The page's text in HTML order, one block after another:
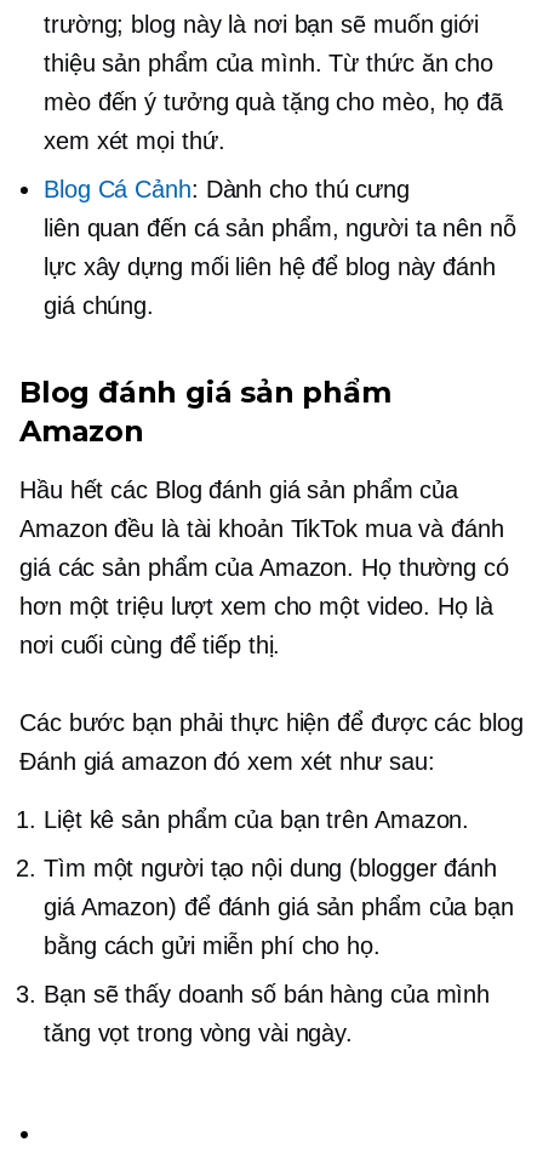
trường; blog này là nơi bạn sẽ muốn giới
thiệu sản phẩm của mình. Từ thức ăn cho
mèo đến ý tưởng quà tặng cho mèo, họ đã
xem xét mọi thứ.
Blog Cá Cảnh: Dành cho thú cưng
liên quan đến cásản phẩm, người ta nên nỗ
lực xây dựng mối liên hệ để blog này đánh
giá chúng.
Blog đánh giá sản phẩm
Amazon
Hầu hết các Blog đánh giá sản phẩm của
Amazon đều là tài khoản TikTok mua và đánh
giá các sản phẩm của Amazon. Họ thường có
hơn một triệu lượt xem cho một video. Họ là
nơi cuối cùng để tiếp thị.
Các bước bạn phải thực hiện để được các blog
Đánh giá amazon đó xem xét như sau:
Liệt kê sản phẩm của bạn trên Amazon.
Tìm một người tạo nội dung (blogger đánh
giá Amazon) để đánh giá sản phẩm của bạn
bằng cách gửi miễn phí cho họ.
Bạn sẽ thấy doanh số bán hàng của mình
tăng vọt trong vòng vài ngày.
.